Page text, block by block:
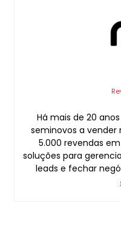
Há mais de 20
seminovos a vender
5.000 revendas
soluções para
leads e fechar